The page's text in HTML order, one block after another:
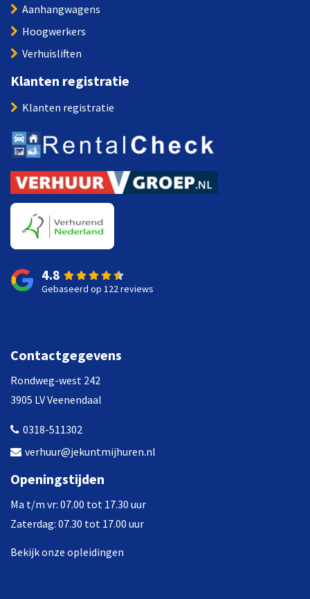
Aanhangwagens
Hoogwerkers
Verhuisliften
Klanten registratie
Klanten registratie
4.8
Gebaseerd op 122 reviews
Contactgegevens
Rondweg-west 242
3905 LV Veenendaal
0318-511302
verhuur@jekuntmijhuren.nl
Openingstijden
Ma t/m vr: 07.00 tot 17.30 uur
Zaterdag: 07.30 tot 17.00 uur
Bekijk onze opleidingen